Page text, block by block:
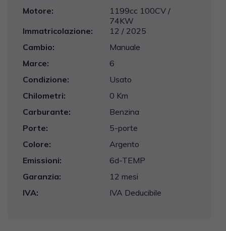
Motore:
1199cc 100CV /
74KW
Immatricolazione:
12 / 2025
Cambio:
Manuale
Marce:
6
Condizione:
Usato
Chilometri:
0 Km
Carburante:
Benzina
Porte:
5-porte
Colore:
Argento
Emissioni:
6d-TEMP
Garanzia:
12 mesi
IVA:
IVA Deducibile